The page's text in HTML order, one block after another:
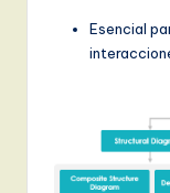
Esencial